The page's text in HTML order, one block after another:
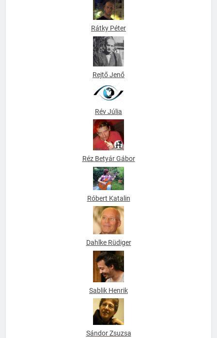
Rátky Péter
Rejtő Jenő
Rév Júlia
Réz Betyár Gábor
Róbert Katalin
Dahlke Rüdiger
Sablik Henrik
Sándor Zsuzsa